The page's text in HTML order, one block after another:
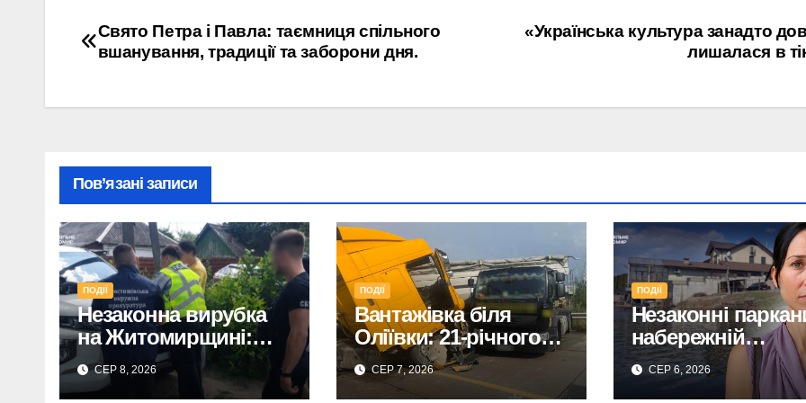
Навігація
«Українська культура занадто
лишалася в
Свято Петра і Павла: таємниця спільного
вшанування, традиції та заборони дня.
Пов’язані записи
ПОДІЇ
Незаконна вирубка
на Житомирщині:
двоє підозрюваних
завдали збитків на
СЕР 8, 2026
ПОДІЇ
Вантажівка біля
Оліївки: 21-річного
житомирянина
травмовано
СЕР 7, 2026
ПОДІЇ
Незаконні
набережній
Житомира:
перевіряє
СЕР 6, 2026